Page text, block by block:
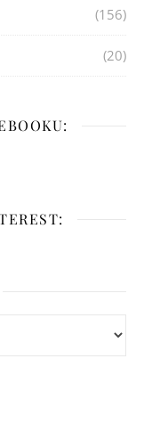
(156)
(20)